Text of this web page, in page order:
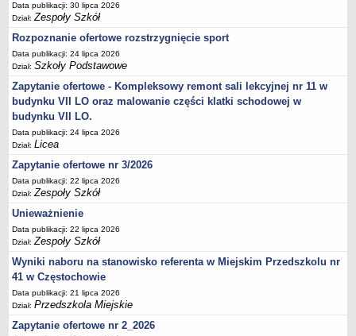
PONOWNE WYKORZYSTYWANIE
Sprawozdania
Deklaracja dostępności
DEKLARACJA DOSTĘPNOŚCI
OŚWIADCZENIA MAJĄTKOWE
PONOWNE WYKORZYSTYWANIE
UDOSTĘPNIANIE INFORMACJI PUBLICZNEJ
OCHRONA DANYCH OSOBOWYCH
Data publikacji: 30 lipca 2026
Dział:Zespoły Szkół
Rozpoznanie ofertowe rozstrzygnięcie sport
Data publikacji: 24 lipca 2026
Dział:Szkoły Podstawowe
Zapytanie ofertowe - Kompleksowy remont sali lekcyjnej nr 11 w
budynku VII LO oraz malowanie części klatki schodowej w
budynku VII LO.
Data publikacji: 24 lipca 2026
Dział:Licea
Zapytanie ofertowe nr 3/2026
Data publikacji: 22 lipca 2026
Dział:Zespoły Szkół
Unieważnienie
Data publikacji: 22 lipca 2026
Dział:Zespoły Szkół
Wyniki naboru na stanowisko referenta w Miejskim Przedszkolu nr
41 w Częstochowie
Data publikacji: 21 lipca 2026
Dział:Przedszkola Miejskie
Zapytanie ofertowe nr 2_2026